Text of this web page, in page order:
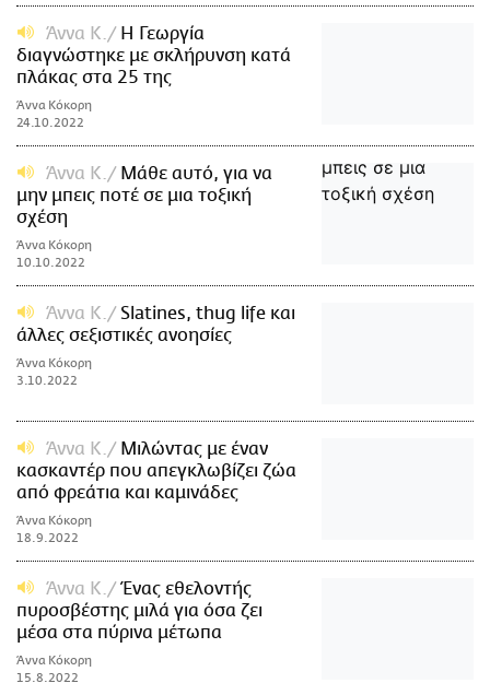
Άννα Κ.
Η Γεωργία
διαγνώστηκε με σκλήρυνση κατά
πλάκας στα 25 της
Άννα Κόκορη
24.10.2022
Άννα Κ.
Μάθε αυτό, για να
μην μπεις ποτέ σε μια τοξική
σχέση
Άννα Κόκορη
10.10.2022
Άννα Κ.
Slatines, thug life και
άλλες σεξιστικές ανοησίες
Άννα Κόκορη
3.10.2022
Άννα Κ.
Μιλώντας με έναν
κασκαντέρ που απεγκλωβίζει ζώα
από φρεάτια και καμινάδες
Άννα Κόκορη
18.9.2022
Άννα Κ.
Ένας εθελοντής
πυροσβέστης μιλά για όσα ζει
μέσα στα πύρινα μέτωπα
Άννα Κόκορη
15.8.2022